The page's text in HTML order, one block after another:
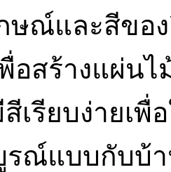
ษณ์และสีขอ
อสร้างแผ่น
เรียบง่ายเ
รณ์แบบกับบ้